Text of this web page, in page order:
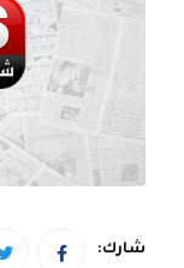
شارك: